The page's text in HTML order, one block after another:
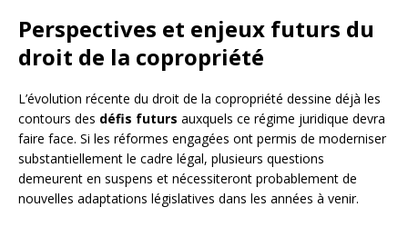
Perspectives et enjeux futurs du
droit de la copropriété
L’évolution récente du droit de la copropriété dessine déjà les
contours des défis futurs auxquels ce régime juridique devra
faire face. Si les réformes engagées ont permis de moderniser
substantiellement le cadre légal, plusieurs questions
demeurent en suspens et nécessiteront probablement de
nouvelles adaptations législatives dans les années à venir.